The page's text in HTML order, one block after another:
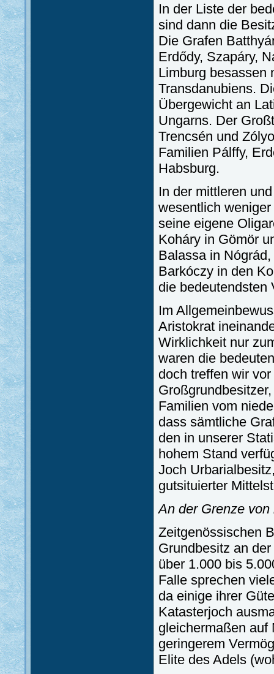
In der Liste der
sind dann die
Die Grafen
Erdődy, Szapáry,
Limburg besassen
Transdanubiens.
Übergewicht an
Ungarns. Der
Trencsén und
Familien Pálffy,
Habsburg.
In der mittleren
wesentlich
seine eigene
Koháry in Gömör
Balassa in
Barkóczy in den
die bedeutendsten
Im
Aristokrat
Wirklichkeit nur
waren die
doch treffen wir
Familien vom
dass sämtliche
den in unserer
hohem Stand
Joch
gutsituierter
An der Grenze
Zeitgenössischen
Grundbesitz an
über 1.000 bis
Falle sprechen
da einige ihrer
Katasterjoch
gleichermaßen auf
geringerem
Elite des Adels